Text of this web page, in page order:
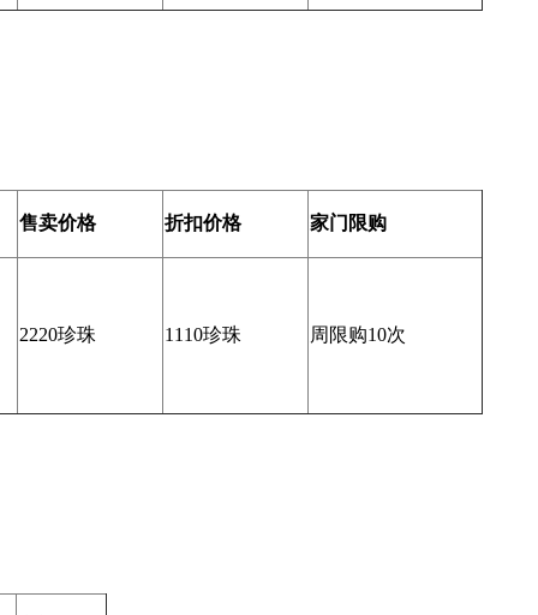
售卖价格 折扣价格 家门限购
2220珍珠 1110珍珠 周限购10次